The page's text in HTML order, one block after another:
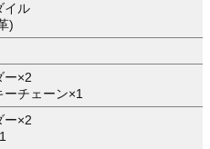
イル
)
ー×2
ーチェーン×1
ー×2